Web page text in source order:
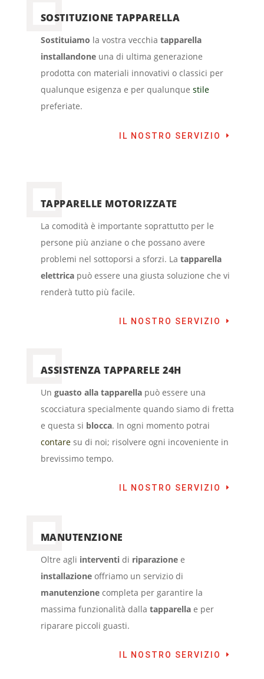
SOSTITUZIONE TAPPARELLA
Sostituiamo la vostra vecchia tapparella
installandoneuna di ultima generazione
prodotta con materiali innovativi o classici per
qualunque esigenza e per qualunque stile
preferiate.
IL NOSTRO SERVIZIO
TAPPARELLE MOTORIZZATE
La comodità è importante soprattutto per le
persone più anziane o che possano avere
problemi nel sottoporsi a sforzi. La tapparella
elettricapuò essere una giusta soluzione che vi
renderà tutto più facile.
IL NOSTRO SERVIZIO
ASSISTENZA TAPPARELE 24H
Un guasto alla tapparellapuò essere una
scocciatura specialmente quando siamo di fretta
e questa si blocca. In ogni momento potrai
contaresu di noi; risolvere ogni incoveniente in
brevissimo tempo.
IL NOSTRO SERVIZIO
MANUTENZIONE
Oltre agli interventidi riparazionee
installazioneoffriamo un servizio di
manutenzionecompleta per garantire la
massima funzionalità dalla tapparellae per
riparare piccoli guasti.
IL NOSTRO SERVIZIO